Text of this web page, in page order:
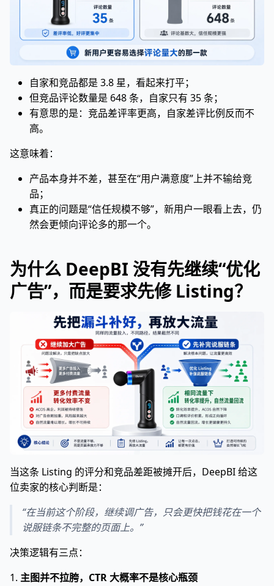
自家和竞品都是 3.8 星，看起来打平；
但竞品评论数量是 648 条，自家只有 35 条；
有意思的是：竞品差评率更高，自家差评比例反而不
高。
这意味着：
产品本身并不差，甚至在“用户满意度”上并不输给竞
品；
真正的问题是“信任规模不够”，新用户一眼看上去，仍
然会更倾向评论多的那一个。
为什么 DeepBI 没有先继续“优化
广告”，而是要求先修 Listing？
当这条 Listing 的评分和竞品差距被摊开后，DeepBI 给这
位卖家的核心判断是：
“在当前这个阶段，继续调广告，只会更快把钱花在一个
说服链条不完整的页面上。”
决策逻辑有三点：
1. 主图并不拉胯，CTR 大概率不是核心瓶颈